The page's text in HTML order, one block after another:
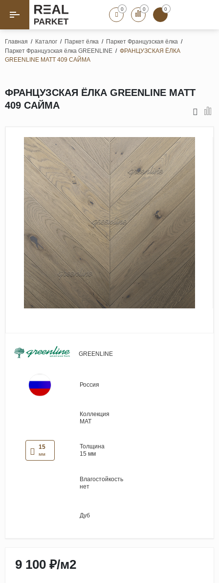
Назад
Паркет «Елка»
Назад
Штучный паркет
Художественный паркет
Паркетная доска
Полы для ванных комнат
Террасная доска
Пробковые покрытия
Ламинат
Виниловые покрытия
Стеновые панели
Лепнина
Клеевая продукция
Паркетные лаки и масла
Плинтус
0 0 0
Главная / Каталог / Паркет ёлка / Паркет Французская ёлка /
Паркет Французская ёлка GREENLINE / ФРАНЦУЗСКАЯ ЁЛКА
GREENLINE MATT 409 САЙМА
ФРАНЦУЗСКАЯ ЁЛКА GREENLINE MATT
409 САЙМА
GREENLINE
Россия
Коллекция
MAT
15
мм
Толщина
15 мм
Влагостойкость
нет
Дуб
9 100 ₽/м2